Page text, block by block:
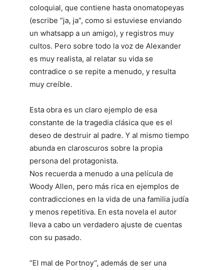
coloquial, que contiene hasta onomatopeyas
(escribe “ja, ja”, como si estuviese enviando
un whatsapp a un amigo), y registros muy
cultos. Pero sobre todo la voz de Alexander
es muy realista, al relatar su vida se
contradice o se repite a menudo, y resulta
muy creíble.
Esta obra es un claro ejemplo de esa
constante de la tragedia clásica que es el
deseo de destruir al padre. Y al mismo tiempo
abunda en claroscuros sobre la propia
persona del protagonista.
Nos recuerda a menudo a una película de
Woody Allen, pero más rica en ejemplos de
contradicciones en la vida de una familia judía
y menos repetitiva. En esta novela el autor
lleva a cabo un verdadero ajuste de cuentas
con su pasado.
“El mal de Portnoy”, además de ser una